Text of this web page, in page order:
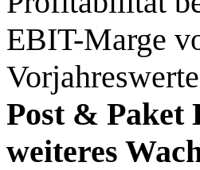
EBIT-Marge
Post & Paket
weiteres